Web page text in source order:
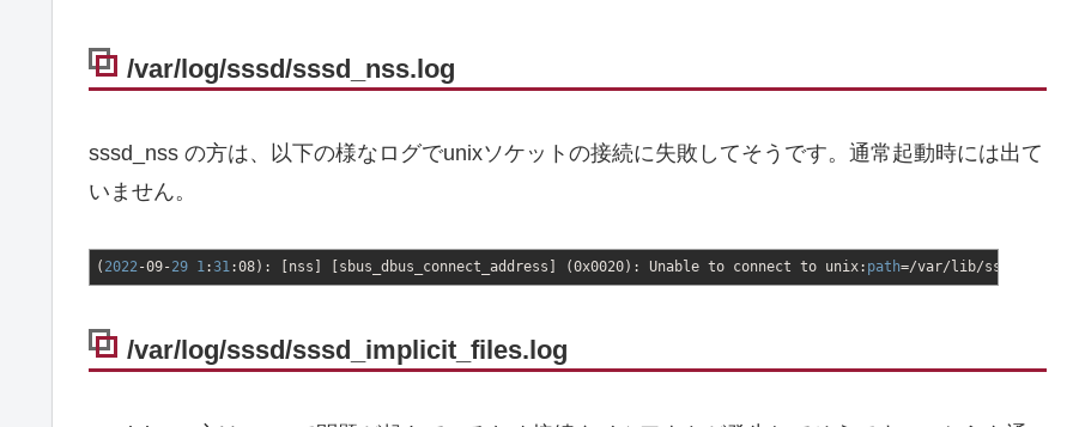
/var/log/sssd/sssd_nss.log
sssd_nss の方は、以下の様なログでunixソケットの接続に失敗してそうです。通常起動時には出て
いません。
( 2022-09-29 1:31:08) : nss sbus_dbus_connect_address (0x0020) : Unable to connect to unix: path=/var/ lib/sss
/var/log/sssd/sssd_implicit_files.log